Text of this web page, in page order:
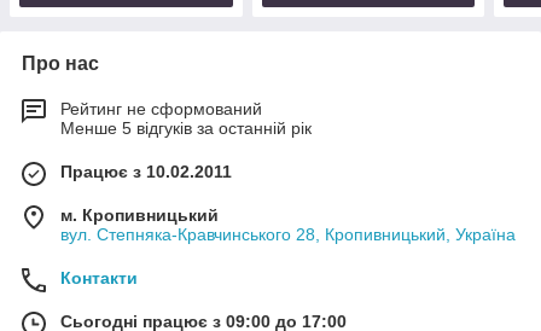
Про нас
Рейтинг не сформований
Менше 5 відгуків за останній рік
Працює з 10.02.2011
м. Кропивницький
вул. Степняка-Кравчинського 28, Кропивницький, Україна
Контакти
Сьогодні працює з 09:00 до 17:00